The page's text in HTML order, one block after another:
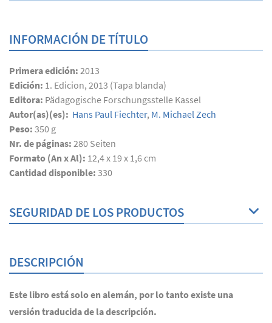
INFORMACIÓN DE TÍTULO
Primera edición: 2013
Edición: 1. Edicion, 2013 (Tapa blanda)
Editora: Pädagogische Forschungsstelle Kassel
Autor(as)(es): Hans Paul Fiechter, M. Michael Zech
Peso: 350 g
Nr. de páginas: 280 Seiten
Formato (An x Al): 12,4 x 19 x 1,6 cm
Cantidad disponible: 330
SEGURIDAD DE LOS PRODUCTOS
DESCRIPCIÓN
Este libro está solo en alemán, por lo tanto existe una
versión traducida de la descripción.